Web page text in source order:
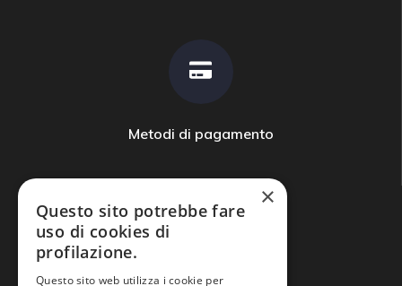
Metodi di pagamento
Domande frequenti
×
Questo sito potrebbe fare
uso di cookies di
profilazione.
Questo sito web utilizza i cookie per